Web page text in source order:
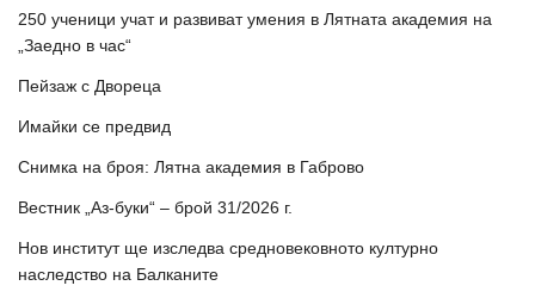
250 ученици учат и развиват умения в Лятната академия на
„Заедно в час“
Пейзаж с Двореца
Имайки се предвид
Снимка на броя: Лятна академия в Габрово
Вестник „Аз-буки“ – брой 31/2026 г.
Нов институт ще изследва средновековното културно
наследство на Балканите